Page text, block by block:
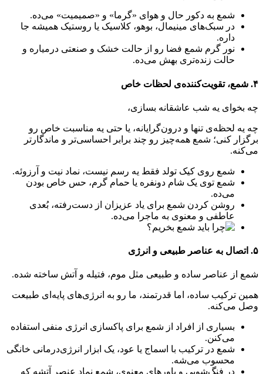
شمع به دکور حال و هوای «گرما» و «صمیمیت» می‌ده.
در سبک‌های مینیمال، بوهو، کلاسیک یا روستیک همیشه جا
داره.
نور گرم شمع فضا رو از حالت خشک و صنعتی درمیاره و
حالت زنده‌تری بهش می‌ده.
۴. شمع، تقویت‌کننده‌ی لحظات خاص
چه بخوای یه شب عاشقانه بسازی،
چه یه لحظه‌ی تنها و درون‌گرایانه، یا حتی یه مناسبت خاص رو
برگزار کنی؛ شمع همه‌چیز رو چند برابر احساسی‌تر و ماندگارتر
می‌کنه.
شمع روی کیک تولد فقط یه رسم نیست، نماد نیت و آرزوئه.
شمع توی یک شام دونفره یا حمام گرم، حس خاص بودن
می‌ده.
روشن کردن شمع برای یاد عزیزان از دست‌رفته، بُعدی
عاطفی و معنوی به ماجرا می‌ده.
۵. اتصال به عناصر طبیعی و انرژی
شمع از عناصر ساده‌ و طبیعی مثل موم، فتیله و آتش ساخته شده.
همین ترکیب ساده، اما قدرتمند، ما رو به انرژی‌های پایه‌ای طبیعت
وصل می‌کنه.
بسیاری از افراد از شمع برای پاکسازی انرژی منفی استفاده
می‌کنن.
شمع در ترکیب با اسماج یا عود، یک ابزار انرژی‌درمانی خانگی
محسوب می‌شه.
در فنگ‌شویی و باورهای معنوی، شمع نماد عنصر آتشه که